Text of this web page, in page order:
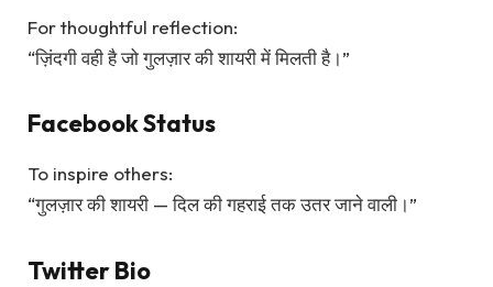
For thoughtful reflection:
“ज़िंदगी वही है जो गुलज़ार की शायरी में मिलती है।”
Facebook Status
To inspire others:
“गुलज़ार की शायरी — दिल की गहराई तक उतर जाने वाली।”
Twitter Bio